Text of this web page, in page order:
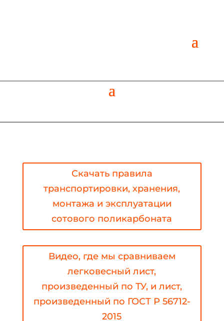
Скачать правила
транспортировки, хранения,
монтажа и эксплуатации
сотового поликарбоната
Видео, где мы сравниваем
легковесный лист,
произведенный по ТУ, и лист,
произведенный по ГОСТ Р 56712-
2015